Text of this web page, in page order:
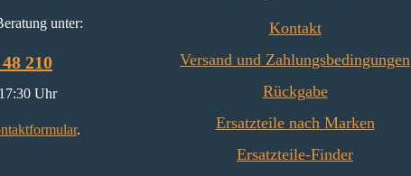
unter:
210
Uhr
.
Kontakt
Versand und Zahlungsbedingungen
Rückgabe
Ersatzteile nach Marken
Ersatzteile-Finder